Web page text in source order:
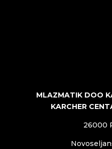
MLAZMATIK DOO
KARCHER
26000